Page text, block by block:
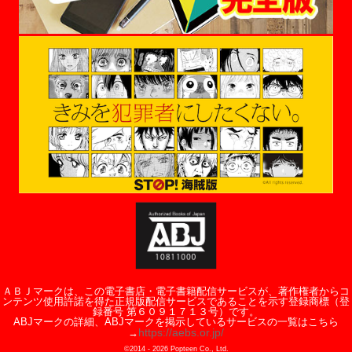
ＡＢＪマークは、この電子書店・電子書籍配信サービスが、著作権者からコ
ンテンツ使用許諾を得た正規版配信サービスであることを示す登録商標（登
録番号 第６０９１７１３号）です。
ABJマークの詳細、ABJマークを掲示しているサービスの一覧はこちら
→ https://aebs.or.jp/
©2014 - 2026Popteen Co., Ltd.